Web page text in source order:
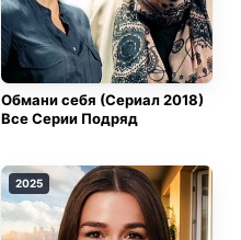
Обмани себя (Сериал 2018)
Все Серии Подряд
2025